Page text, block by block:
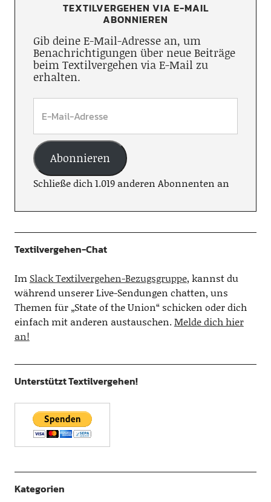
TEXTILVERGEHEN VIA E-MAIL
ABONNIEREN
Gib deine E-Mail-Adresse an, um
Benachrichtigungen über neue Beiträge
beim Textilvergehen via E-Mail zu
erhalten.
Abonnieren
Schließe dich 1.019 anderen Abonnenten an
Textilvergehen-Chat
Im Slack Textilvergehen-Bezugsgruppe, kannst du
während unserer Live-Sendungen chatten, uns
Themen für „State of the Union“ schicken oder dich
einfach mit anderen austauschen.Melde dich hier
an!
Unterstützt Textilvergehen!
Kategorien